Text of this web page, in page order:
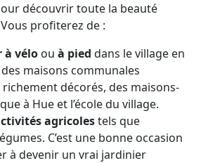
découvrir toute la beauté
profiterez de :
à vélo ou à pied dans le village en
maisons communales
décorés, des maisons-
à Hue et l’école du village.
agricolestels que
C’est une bonne occasion
à devenir un vrai jardinier